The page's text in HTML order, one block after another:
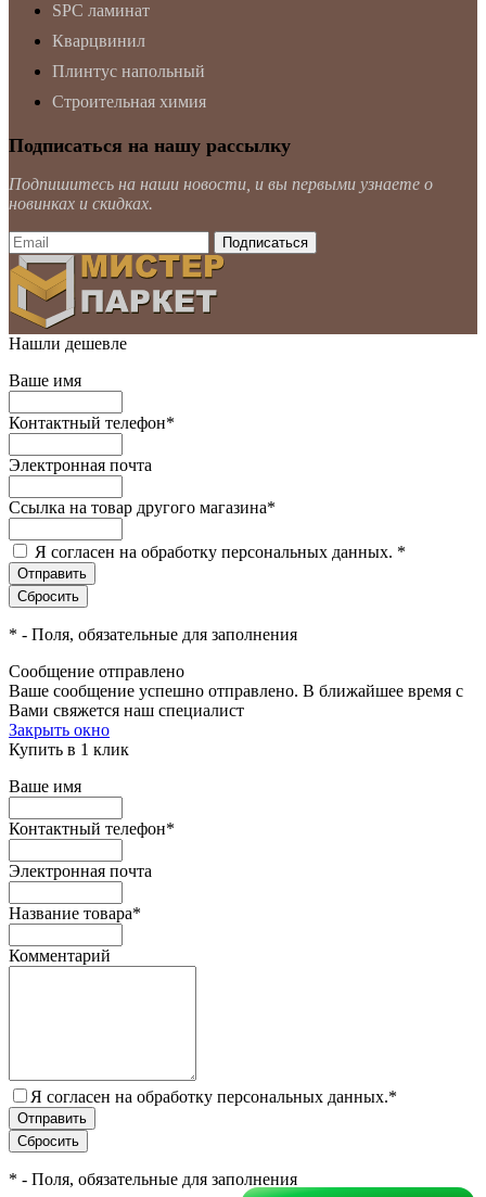
SPC ламинат
Кварцвинил
Плинтус напольный
Строительная химия
Подписаться на нашу рассылку
Подпишитесь на наши новости, и вы первыми узнаете о
новинках и скидках.
Нашли дешевле
Ваше имя
Контактный телефон*
Электронная почта
Ссылка на товар другого магазина*
Я согласен на обработку персональных данных. *
* - Поля, обязательные для заполнения
Сообщение отправлено
Ваше сообщение успешно отправлено. В ближайшее время с
Вами свяжется наш специалист
Закрыть окно
Купить в 1 клик
Ваше имя
Контактный телефон*
Электронная почта
Название товара*
Комментарий
Я согласен на обработку персональных данных.*
* - Поля, обязательные для заполнения